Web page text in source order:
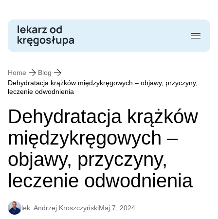
Skip
content
Home
Blog
Dehydratacja krążków międzykręgowych – objawy, przyczyny,
leczenie odwodnienia
Dehydratacja krążków
międzykręgowych –
objawy, przyczyny,
leczenie odwodnienia
lek. Andrzej KroszczyńskiMaj 7, 2024